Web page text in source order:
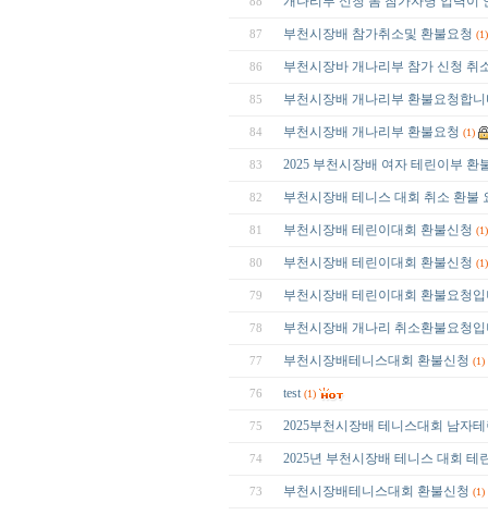
87 부천시장배 참가취소및 환불요청 (1)
86 부천시장바 개나리부 참가 신청 취
85 부천시장배 개나리부 환불요청합
84 부천시장배 개나리부 환불요청 (1)
83 2025 부천시장배 여자 테린이부 환
82 부천시장배 테니스 대회 취소 환불
81 부천시장배 테린이대회 환불신청 (1)
80 부천시장배 테린이대회 환불신청 (1)
79 부천시장배 테린이대회 환불요청
78 부천시장배 개나리 취소환불요청
77 부천시장배테니스대회 환불신청 (1)
76 test (1)
75 2025부천시장배 테니스대회 남자
74 2025년 부천시장배 테니스 대회 테
73 부천시장배테니스대회 환불신청 (1)